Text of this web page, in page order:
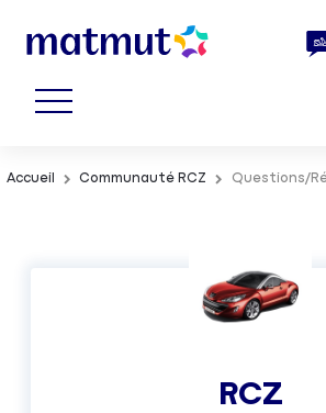
Accueil Communauté RCZ Questions/
RCZ